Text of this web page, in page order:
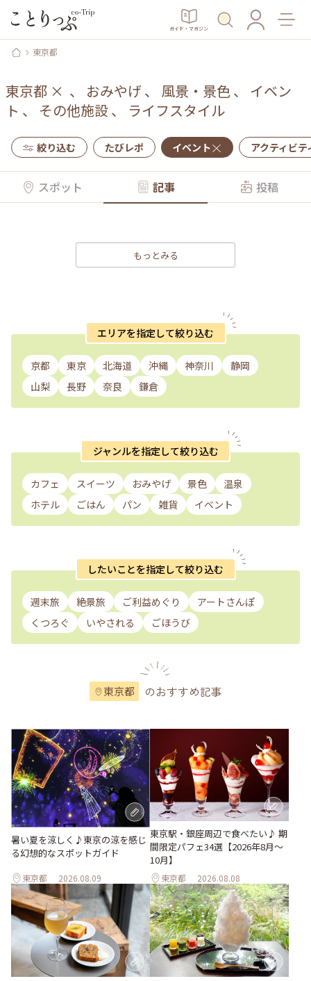
ガイド・マガジン
東京都
東京都 × 、 おみやげ 、 風景・景色、 イベン
ト 、 その他施設、 ライフスタイル
絞り込む たびレポ イベント アクティビテ
スポット 記事 投稿
もっとみる
エリアを指定して絞り込む
京都 東京 北海道 沖縄 神奈川
静岡
山梨
長野 奈良 鎌倉
ジャンルを指定して絞り込む
カフェ スイーツ おみやげ 景色
温泉
ホテル
ごはん パン 雑貨 イベント
したいことを指定して絞り込む
週末旅 絶景旅 ご利益めぐり
アートさんぽ
くつろぐ
いやされる ごほうび
東京都 のおすすめ記事
暑い夏を涼しく♪東京の涼を感じ
る幻想的なスポットガイド
東京都 2026.08.09
東京駅・銀座周辺で食べたい♪ 期
間限定パフェ34選【2026年8月～
10月】
東京都 2026.08.08